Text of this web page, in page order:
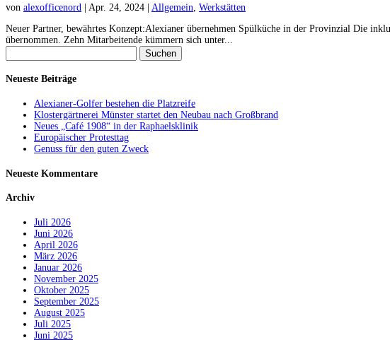
von alexofficenord | Apr. 24, 2024 | Allgemein Werkstätten
Neuer Partner, bewährtes Konzept:Alexianer übernehmen Spülküche in der Provinzial Die
übernommen. Zehn Mitarbeitende kümmern sich unter...
Suchen
nach:
Neueste Beiträge
Alexianer-Golfer bestehen die Platzreife
Klostergärtnerei Münster startet den Neubau nach Großbrand
Neues „Café 1908“ in der Raphaelsklinik
Europäischer Protesttag
Genuss für den guten Zweck
Neueste Kommentare
Archiv
Juli 2026
Juni 2026
April 2026
März 2026
Januar 2026
November 2025
Oktober 2025
September 2025
August 2025
Juli 2025
Juni 2025